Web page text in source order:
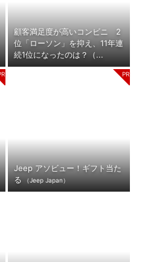
顧客満足度が高いコンビニ 2
位「ローソン」を抑え、11年連
続1位になったのは？（...
Jeep アソビュー！ギフト当た
る
（Jeep Japan）